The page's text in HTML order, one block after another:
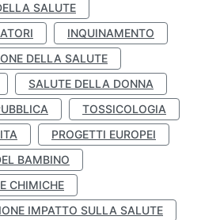
SALUTE
INQUINAMENTO
DELLA SALUTE
SALUTE DELLA DONNA
TOSSICOLOGIA
PROGETTI EUROPEI
BAMBINO
CHIMICHE
IMPATTO SULLA SALUTE